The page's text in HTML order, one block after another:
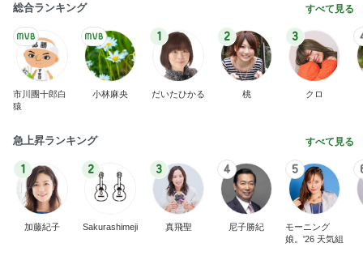
総合ランキング すべて見る
市川團十郎白
猿
小林麻央
1
だいたひかる
2
桃
3
クロ
急上昇ランキング すべて見る
1
加藤紀子
2
Sakurashimeji
3
真飛聖
4
尼子勝紀
5
モーニング
娘。'26 天気組